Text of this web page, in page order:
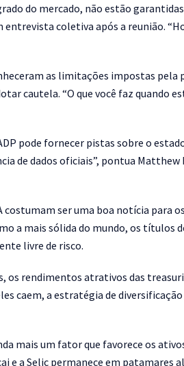
do mercado, não estão
entrevista coletiva após a reunião.
as limitações impostas
cautela. “O que você faz quando
pode fornecer pistas sobre o
de dados oficiais”, pontua Matthew
costumam ser uma boa notícia para
a mais sólida do mundo, os títulos
livre de risco.
os rendimentos atrativos das
caem, a estratégia de
mais um fator que favorece os
e a Selic permanece em patamares